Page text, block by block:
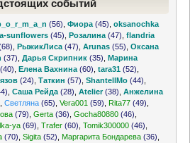
событий
(56) ,Фиора (45) ,oksanochka
sunflowers (45) ,Розалина (47) ,flandria
,РыжикЛиса (47) ,Arunas (55) ,Оксана
(37) ,Дарья Скрипник (35) ,Марина
(40) ,Елена Вахнина (60) ,tara31 (52)
(24) ,Таткин (57) ,ShantellMo (44)
,Саша Рейда (28) ,Atelier(38) ,Анжелина
,Светляна (65) ,Vera001 (59) Rita77 (49)
(79) ,Gerta (36) ,Gocha80880 (46)
ya (69) ,Trafer (60) ,Tomik300000 (46)
(70) ,Sigita (52) Маргарита Бондарева (36)